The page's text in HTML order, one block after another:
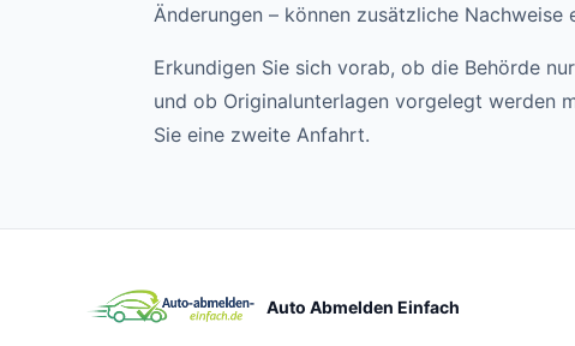
Änderungen – können zusätzliche Nachweise
Erkundigen Sie sich vorab, ob die Behörde
und ob Originalunterlagen vorgelegt werden
Sie eine zweite Anfahrt.
Auto Abmelden Einfach